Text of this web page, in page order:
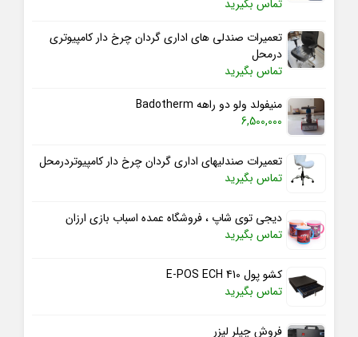
تماس بگیرید
تعمیرات صندلی های اداری گردان چرخ دار کامپیوتری
درمحل
تماس بگیرید
منیفولد ولو دو راهه Badotherm
6,500,000
تعمیرات صندلیهای اداری گردان چرخ دار کامپیوتردرمحل
تماس بگیرید
دیجی توی شاپ ، فروشگاه عمده اسباب بازی ارزان
تماس بگیرید
کشو پول E-POS ECH 410
تماس بگیرید
فروش چیلر لیزر